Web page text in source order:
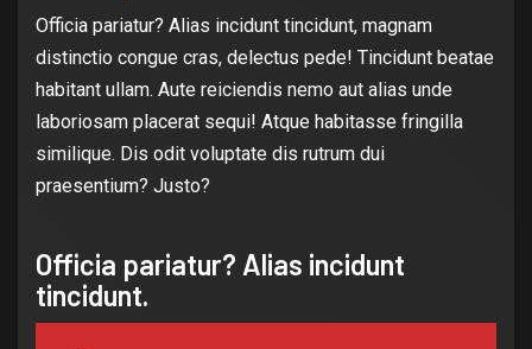
Officia pariatur? Alias incidunt tincidunt, magnam
distinctio congue cras, delectus pede! Tincidunt beatae
habitant ullam. Aute reiciendis nemo aut alias unde
laboriosam placerat sequi! Atque habitasse fringilla
similique. Dis odit voluptate dis rutrum dui
praesentium? Justo?
Officia pariatur? Alias incidunt
tincidunt.